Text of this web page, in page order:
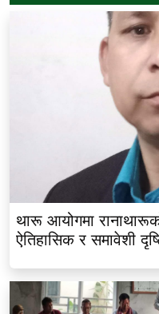
थारू आयोगमा
ऐतिहासिक र समावेशी